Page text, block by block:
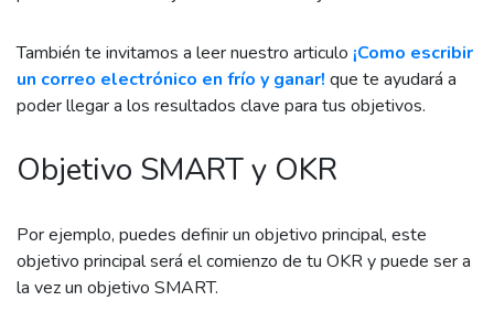
También te invitamos a leer nuestro articulo ¡Como escribir
un correo electrónico en frío y ganar! que te ayudará a
poder llegar a los resultados clave para tus objetivos.
Objetivo SMART y OKR
Por ejemplo, puedes definir un objetivo principal, este
objetivo principal será el comienzo de tu OKR y puede ser a
la vez un objetivo SMART.